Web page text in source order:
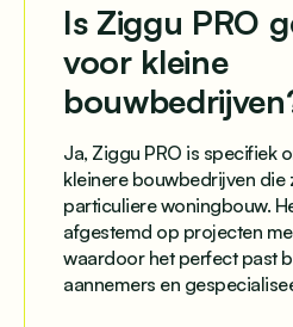
Is Ziggu PRO
voor kleine
Ja, Ziggu PRO is specifiek
kleinere bouwbedrijven die
particuliere woningbouw.
afgestemd op projecten
waardoor het perfect past
aannemers en